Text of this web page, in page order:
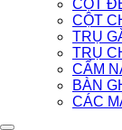
CỘT
CỘT
TRỤ
TRỤ
CẨM
BÀN
CÁC